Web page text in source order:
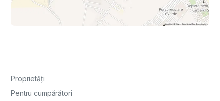
Proprietăți
Pentru cumpărători